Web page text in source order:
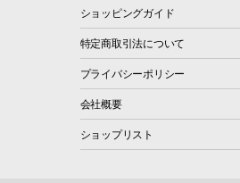
ショッピングガイド
特定商取引法について
プライバシーポリシー
会社概要
ショップリスト